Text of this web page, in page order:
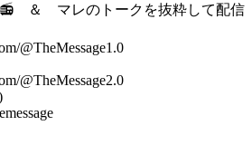
＆ マレのトークを抜粋して配信
@TheMessage1.0
@TheMessage2.0